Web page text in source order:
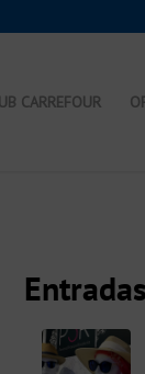
CARREFOUR
Entradas